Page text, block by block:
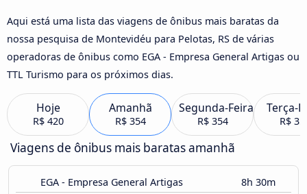
Aqui está uma lista das viagens de ônibus mais baratas da
nossa pesquisa de Montevidéu para Pelotas, RS de várias
operadoras de ônibus como EGA - Empresa General Artigas ou
TTL Turismo para os próximos dias.
Hoje
R$ 420
Amanhã
R$ 354
Segunda-Feira
R$ 354
Terça-
R$
Viagens de ônibus mais baratas amanhã
EGA - Empresa General Artigas 8h 30m